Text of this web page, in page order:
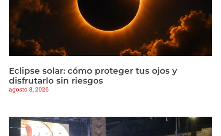
Eclipse solar: cómo proteger tus ojos y
disfrutarlo sin riesgos
agosto 8, 2026